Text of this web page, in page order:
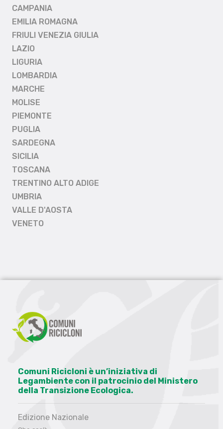
CAMPANIA
EMILIA ROMAGNA
FRIULI VENEZIA GIULIA
LAZIO
LIGURIA
LOMBARDIA
MARCHE
MOLISE
PIEMONTE
PUGLIA
SARDEGNA
SICILIA
TOSCANA
TRENTINO ALTO ADIGE
UMBRIA
VALLE D'AOSTA
VENETO
Comuni Ricicloni è un’iniziativa di
Legambiente con il patrocinio del Ministero
della Transizione Ecologica.
Edizione Nazionale